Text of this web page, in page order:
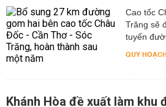
Cao tốc
Trăng sẽ
tuyến
QUY
Khánh Hòa đề xuất làm khu